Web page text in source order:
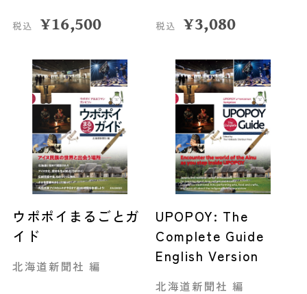
税込 ¥16,500 税込 ¥3,080
ウポポイまるごとガ
イド
北海道新聞社 編
UPOPOY: The
Complete Guide
English Version
北海道新聞社 編